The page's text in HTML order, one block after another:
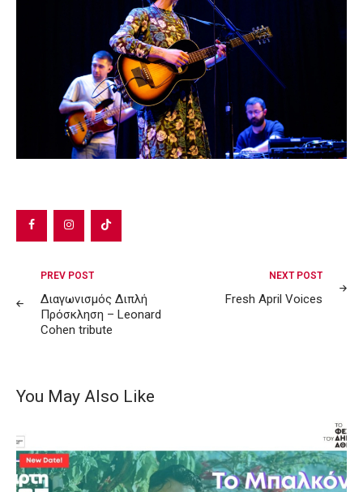
Post
navigation
PREV POST
Διαγωνισμός Διπλή
Πρόσκληση – Leonard
Cohen tribute
NEXT POST
Fresh April Voices
You May Also Like